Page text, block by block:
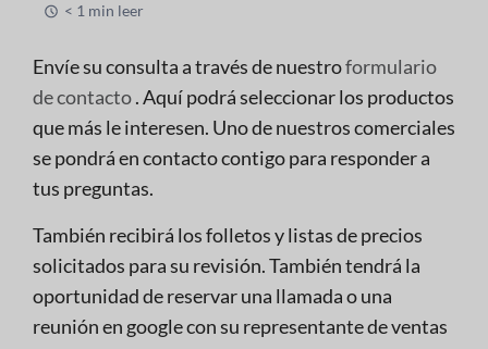
< 1 min leer
Envíe su consulta a través de nuestroformulario
de contacto. Aquí podrá seleccionar los productos
que más le interesen. Uno de nuestros comerciales
se pondrá en contacto contigo para responder a
tus preguntas.
También recibirá los folletos y listas de precios
solicitados para su revisión. También tendrá la
oportunidad de reservar una llamada o una
reunión en google con su representante de ventas